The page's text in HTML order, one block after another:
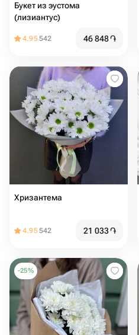
Букет из эустома
(лизиантус)
4.95542 46 848֏
Хризантема
4.95542 21 033֏
-25%